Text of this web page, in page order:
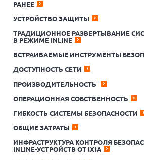
РАНЕЕ
УСТРОЙСТВО ЗАЩИТЫ
ТРАДИЦИОННОЕ РАЗВЕРТЫВАНИЕ
В РЕЖИМЕ INLINE
ВСТРАИВАЕМЫЕ ИНСТРУМЕНТЫ
ДОСТУПНОСТЬ СЕТИ
ПРОИЗВОДИТЕЛЬНОСТЬ
ОПЕРАЦИОННАЯ СОБСТВЕННОСТЬ
ГИБКОСТЬ СИСТЕМЫ БЕЗОПАСНОСТИ
ОБЩИЕ ЗАТРАТЫ
ИНФРАСТРУКТУРА КОНТРОЛЯ
INLINE-УСТРОЙСТВ ОТ IXIA